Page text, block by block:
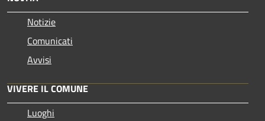
Notizie
Comunicati
Avvisi
VIVERE IL COMUNE
Luoghi